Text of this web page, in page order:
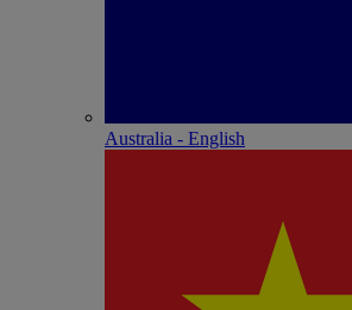
Australia - English